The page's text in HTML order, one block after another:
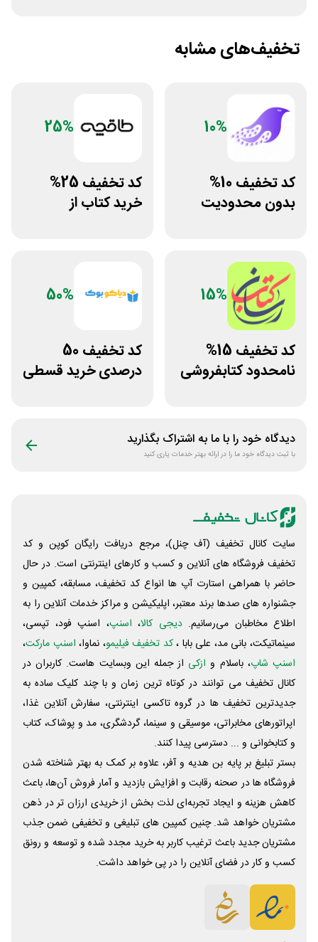
تخفیف‌های مشابه
10%
کد تخفیف 10%
بدون محدودیت
25%
کد تخفیف 25%
خرید کتاب از
15%
کد تخفیف 15%
نامحدود کتابفروشی
50%
کد تخفیف 50
درصدی خرید قسطی
دیدگاه خود را با ما به اشتراک بگذارید
با ثبت دیدگاه خود ما را در ارائه بهتر خدمات یاری کنید
سایت کانال تخفیف (آف چنل)، مرجع دریافت رایگان کوپن و کد
تخفیف فروشگاه های آنلاین و کسب و‌ کارهای اینترنتی است. در حال
حاضر با همراهی استارت آپ ها انواع کد تخفیف، مسابقه، کمپین و
جشنواره های صدها برند معتبر، اپلیکیشن و مراکز خدمات آنلاین را به
اطلاع مخاطبان می‌رسانیم. دیجی کالا، اسنپ، اسنپ فود، تپسی،
سینماتیکت، بانی مد، علی‌ بابا ،کد تخفیف فیلیمو، نماوا، اسنپ مارکت،
اسنپ شاپ، باسلام و ازکی از جمله این وبسایت ‌هاست. کاربران در
کانال تخفیف می توانند در کوتاه ترین زمان و با چند کلیک ساده به
جدیدترین تخفیف ها در گروه تاکسی اینترنتی، سفارش آنلاین غذا،
اپراتورهای مخابراتی، موسیقی و سینما، گردشگری، مد و پوشاک، کتاب
و کتابخوانی و ... دسترسی پیدا کنند.
بستر تبلیغ بر پایه بن هدیه و آفر، علاوه بر کمک به بهتر شناخته شدن
فروشگاه ها در صحنه رقابت و افزایش بازدید و آمار فروش آن‌ها، باعث
کاهش هزینه و ایجاد تجربه‌ای لذت بخش از خریدی ارزان تر در ذهن
مشتریان خواهد شد. چنین کمپین های تبلیغی و تخفیفی ضمن جذب
مشتریان جدید باعث ترغیب کاربر به خرید مجدد شده و توسعه و رونق
کسب و کار در فضای آنلاین را در پی خواهد داشت.